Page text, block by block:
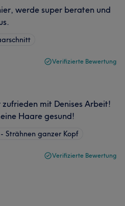
werde super beraten und
Verifizierte Bewertung
mit Denises Arbeit!
Haare gesund!
Strähnen ganzer Kopf
Verifizierte Bewertung